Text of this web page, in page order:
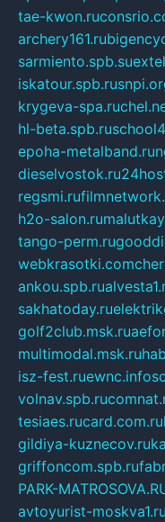
tae-kwon.ru
archery161.ru
sarmiento.spb.su
iskatour.spb.ru
krygeva-spa.ru
hl-beta.spb.ru
epoha-metalband.ru
dieselvostok.ru
regsmi.ru
h2o-salon.ru
tango-perm.ru
webkrasotki.com
ankou.spb.ru
sakhatoday.ru
golf2club.msk.ru
multimodal.msk.ru
isz-fest.ruewnc.info
volnav.spb.ru
tesiaes.rucard.com.ru
gildiya-kuznecov.ru
griffoncom.spb.ru
PARK-
avtoyurist-moskva1.ru